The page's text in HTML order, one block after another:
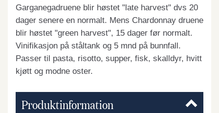
Garganegadruene blir høstet "late harvest" dvs 20
dager senere en normalt. Mens Chardonnay druene
blir høstet "green harvest", 15 dager før normalt.
Vinifikasjon på ståltank og 5 mnd på bunnfall.
Passer til pasta, risotto, supper, fisk, skalldyr, hvitt
kjøtt og modne oster.
Produktinformation